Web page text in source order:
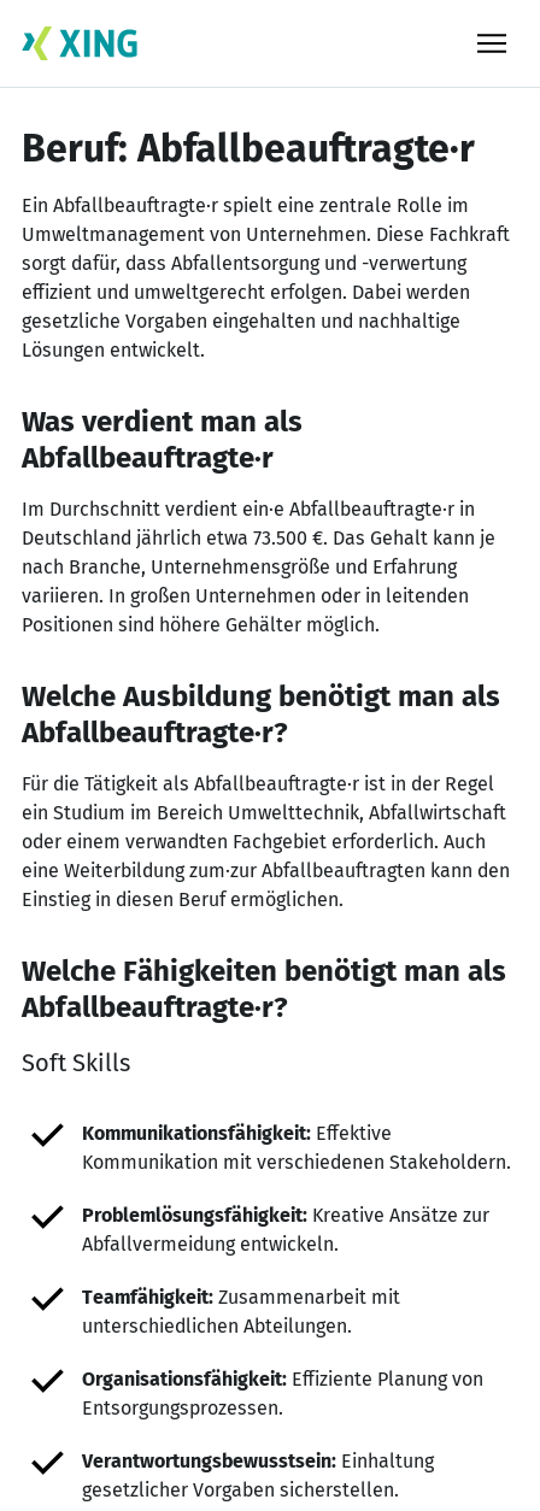
Beruf: Abfallbeauftragte·r
Ein Abfallbeauftragte·r spielt eine zentrale Rolle im
Umweltmanagement von Unternehmen. Diese Fachkraft
sorgt dafür, dass Abfallentsorgung und -verwertung
effizient und umweltgerecht erfolgen. Dabei werden
gesetzliche Vorgaben eingehalten und nachhaltige
Lösungen entwickelt.
Was verdient man als
Abfallbeauftragte·r
Im Durchschnitt verdient ein·e Abfallbeauftragte·r in
Deutschland jährlich etwa 73.500 €. Das Gehalt kann je
nach Branche, Unternehmensgröße und Erfahrung
variieren. In großen Unternehmen oder in leitenden
Positionen sind höhere Gehälter möglich.
Welche Ausbildung benötigt man als
Abfallbeauftragte·r?
Für die Tätigkeit als Abfallbeauftragte·r ist in der Regel
ein Studium im Bereich Umwelttechnik, Abfallwirtschaft
oder einem verwandten Fachgebiet erforderlich. Auch
eine Weiterbildung zum·zur Abfallbeauftragten kann den
Einstieg in diesen Beruf ermöglichen.
Welche Fähigkeiten benötigt man als
Abfallbeauftragte·r?
Soft Skills
Kommunikationsfähigkeit: Effektive
Kommunikation mit verschiedenen Stakeholdern.
Problemlösungsfähigkeit: Kreative Ansätze zur
Abfallvermeidung entwickeln.
Teamfähigkeit: Zusammenarbeit mit
unterschiedlichen Abteilungen.
Organisationsfähigkeit: Effiziente Planung von
Entsorgungsprozessen.
Verantwortungsbewusstsein: Einhaltung
gesetzlicher Vorgaben sicherstellen.